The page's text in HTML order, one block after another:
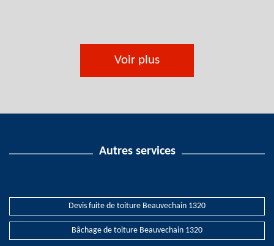
Voir plus
Autres services
Devis fuite de toiture Beauvechain 1320
Bâchage de toiture Beauvechain 1320